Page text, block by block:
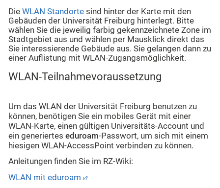
Die WLAN Standorte sind hinter der Karte mit den
Gebäuden der Universität Freiburg hinterlegt. Bitte
wählen Sie die jeweilig farbig gekennzeichnete Zone im
Stadtgebiet aus und wählen per Mausklick direkt das
Sie interessierende Gebäude aus. Sie gelangen dann zu
einer Auflistung mit WLAN-Zugangsmöglichkeit.
WLAN-Teilnahmevoraussetzung
Um das WLAN der Universität Freiburg benutzen zu
können, benötigen Sie ein mobiles Gerät mit einer
WLAN-Karte, einen gültigen Universitäts-Account und
ein generiertes eduroam-Passwort, um sich mit einem
hiesigen WLAN-AccessPoint verbinden zu können.
Anleitungen finden Sie im RZ-Wiki:
WLAN mit eduroam